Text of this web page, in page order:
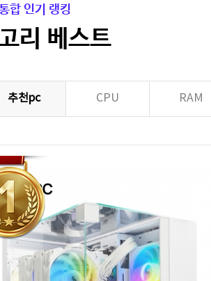
합 인기 랭킹
리 베스트
추천pc CPU RAM